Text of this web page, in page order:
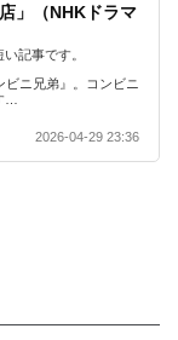
」（NHKドラマ
記事です。
ニ兄弟』。コンビニ
…
2026-04-29 23:36